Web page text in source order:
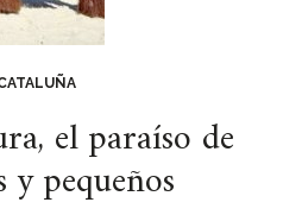
el paraíso de
y pequeños